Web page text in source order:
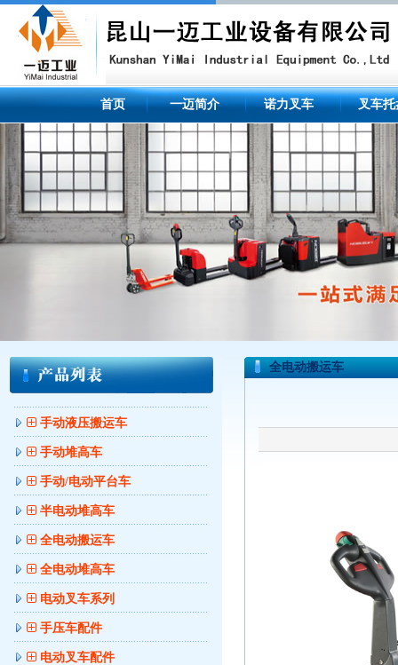
首页 一迈简介 诺力叉车 叉车托
手动液压搬运车
手动堆高车
手动/电动平台车
半电动堆高车
全电动搬运车
全电动堆高车
电动叉车系列
手压车配件
电动叉车配件
全电动搬运车